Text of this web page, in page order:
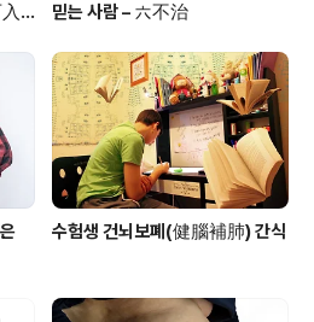
믿는 사람 – 六不治
수험생 건뇌보폐(健腦補肺) 간식